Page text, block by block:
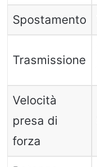
Spostamento
Trasmissione
Velocità
presa di
forza